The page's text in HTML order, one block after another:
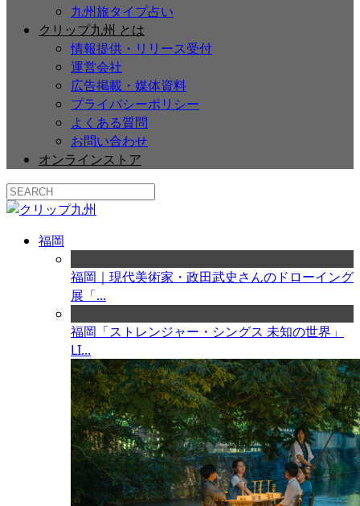
九州旅タイプ占い
クリップ九州 とは
情報提供・リリース受付
運営会社
広告掲載・媒体資料
プライバシーポリシー
よくある質問
お問い合わせ
オンラインストア
福岡
福岡｜現代美術家・政田武史さんのドローイング
展「...
福岡「ストレンジャー・シングス 未知の世界」
LI...